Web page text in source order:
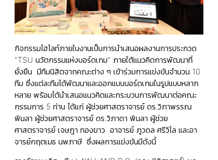
กิจกรรมไฮไลท์ภายในงานเป็นการนำเสนอผลงานการประกวด
"TSU นวัตกรรมแห่งบอร์ดเกม" ภายใต้แนวคิดการพัฒนาที่
ยั่งยืน มีทีมนิสิตจากคณะต่าง ๆ เข้าร่วมการแข่งขันจำนวน 10
ทีม ซึ่งแต่ละทีมได้พัฒนาและออกแบบบอร์ดเกมในรูปแบบหลาก
หลาย พร้อมได้นำเสนอแนวคิดและกระบวนการพัฒนาต่อคณะ
กรรมการ 5 ท่าน ได้แก่ ผู้ช่วยศาสตราจารย์ ดร.วิภาพรรณ
พินลา ผู้ช่วยศาสตราจารย์ ดร.วิภาดา พินลา ผู้ช่วย
ศาสตราจารย์ เจษฎา ทองขาว อาจารย์ ภูวดล ศรีวิไล และอา
จารย์กฤตเมธ นพภาษี ซึ่งผลการแข่งขันมีดังนี้